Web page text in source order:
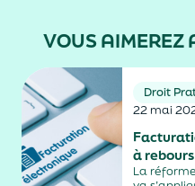
VOUS AIMEREZ
Droit
22 mai
à
La